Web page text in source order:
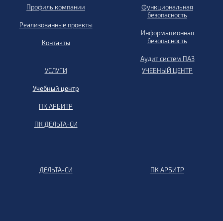
Профиль компании
Реализованные проекты
Контакты
Функциональная
безопасность
Информационная
безопасность
Аудит систем ПАЗ
УСЛУГИ
Учебный центр
ПК АРБИТР
ПК ДЕЛЬТА-СИ
УЧЕБНЫЙ ЦЕНТР
ДЕЛЬТА-СИ ПК АРБИТР